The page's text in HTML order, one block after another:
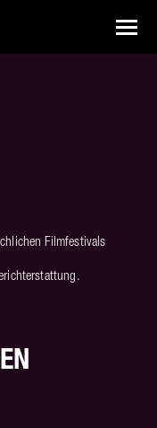
Filmfestivals